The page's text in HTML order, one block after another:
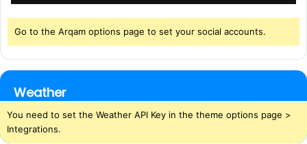
Go to the Arqam options page to set your social accounts.
Weather
You need to set the Weather API Key in the theme options page >
Integrations.